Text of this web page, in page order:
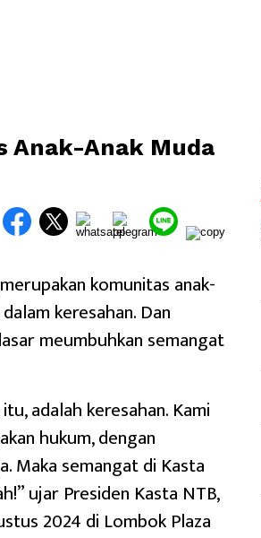
Anak-Anak Muda
komunitas anak-
keresahan. Dan
meumbuhkan semangat
adalah keresahan. Kami
hukum, dengan
Maka semangat di Kasta
ujar Presiden Kasta NTB,
2024 di Lombok Plaza